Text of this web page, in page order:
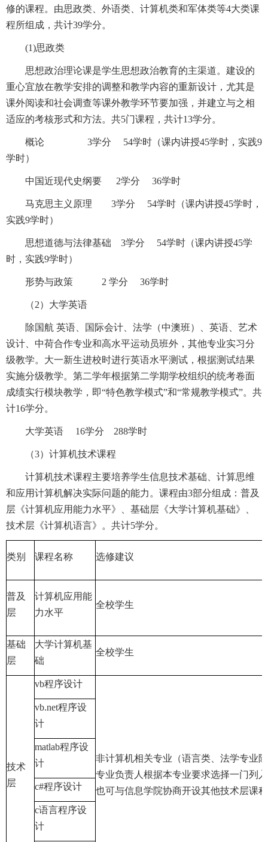
修的课程。由思政类、外语类、计算机类和军体类等4大类课
程所组成，共计39学分。
(1)思政类
思想政治理论课是学生思想政治教育的主渠道。建设的
重心宜放在教学安排的调整和教学内容的重新设计，尤其是
课外阅读和社会调查等课外教学环节要加强，并建立与之相
适应的考核形式和方法。共5门课程，共计13学分。
概论 3学分 54学时（课内讲授45学时，实践9
学时）
中国近现代史纲要 2学分 36学时
马克思主义原理 3学分 54学时（课内讲授45学时，
实践9学时）
思想道德与法律基础 3学分 54学时（课内讲授45学
时，实践9学时）
形势与政策 2 学分 36学时
（2）大学英语
除国航 英语、国际会计、法学（中澳班）、英语、艺术
设计、中荷合作专业和高水平运动员班外，其他专业实习分
级教学。大一新生进校时进行英语水平测试，根据测试结果
实施分级教学。第二学年根据第二学期学校组织的统考卷面
成绩实行模块教学，即“特色教学模式”和“常规教学模式”。共
计16学分。
大学英语 16学分 288学时
（3）计算机技术课程
计算机技术课程主要培养学生信息技术基础、计算思维
和应用计算机解决实际问题的能力。课程由3部分组成：普及
层《计算机应用能力水平》、基础层《大学计算机基础》、
技术层《计算机语言》。共计5学分。
类别 课程名称 选修建议
普及
层
计算机应用能
力水平
全校学生
基础
层
大学计算机基
础
全校学生
技术
层
vb程序设计
非计算机相关专业（语言类、法学专业
专业负责人根据本专业要求选择一门列
也可与信息学院协商开设其他技术层课
vb.net程序设
计
matlab程序设
计
c#程序设计
c语言程序设
计